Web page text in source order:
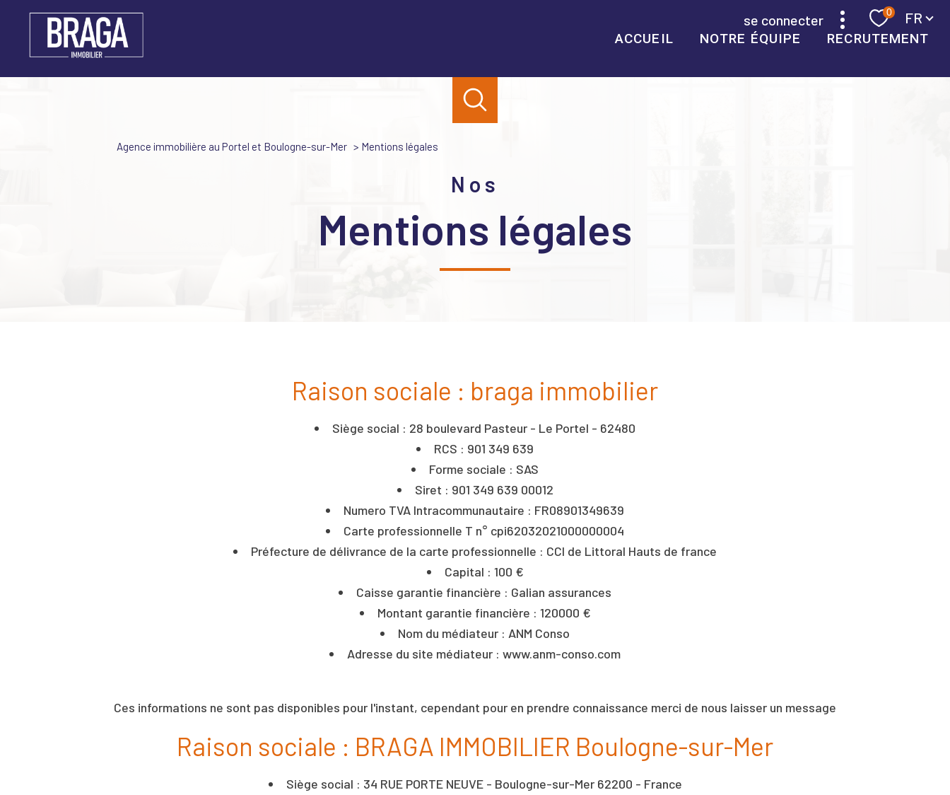
se connecter 0 FR
ACCUEIL NOTRE ÉQUIPE RECRUTEMENT
Agence immobilière au Portel et Boulogne-sur-Mer Mentions légales
Nos
mentions légales
Raison sociale : braga immobilier
Siège social : 28 boulevard Pasteur - Le Portel - 62480
RCS : 901 349 639
Forme sociale : SAS
Siret : 901 349 639 00012
Numero TVA Intracommunautaire : FR08901349639
Carte professionnelle T n° cpi62032021000000004
Préfecture de délivrance de la carte professionnelle : CCI de Littoral Hauts de france
Capital : 100 €
Caisse garantie financière : Galian assurances
Montant garantie financière : 120000 €
Nom du médiateur : ANM Conso
Adresse du site médiateur : www.anm-conso.com
Ces informations ne sont pas disponibles pour l'instant, cependant pour en prendre connaissance merci de nous laisser un message
Raison sociale : BRAGA IMMOBILIER Boulogne-sur-Mer
Siège social : 34 RUE PORTE NEUVE - Boulogne-sur-Mer 62200 - France